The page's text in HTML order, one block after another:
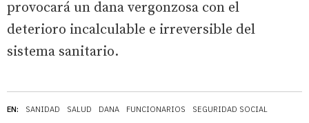
EN: SANIDAD SALUD DANA FUNCIONARIOS SEGURIDAD SOCIAL
provocará un dana vergonzosa con el
deterioro incalculable e irreversible del
sistema sanitario.